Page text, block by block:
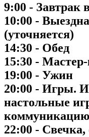
9:00 - Завтрак
10:00 -
(уточняется)
14:30 - Обед
15:30 -
19:00 - Ужин
20:00 - Игры.
настольные
коммуникацию
22:00 - Свечка,